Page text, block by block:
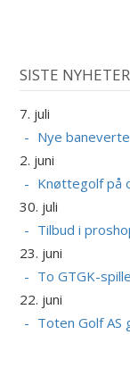
SISTE NYHETER
7. juli
Nye
2. juni
Knøttegolf på
30. juli
Tilbud i
23. juni
To GTGK-
22. juni
Toten Golf AS